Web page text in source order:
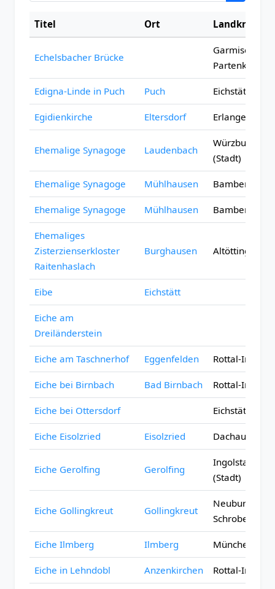
Titel Ort Landkreis
Echelsbacher Brücke
Garmisch-
Partenkirchen
Edigna-Linde in Puch Puch Eichstätt
Egidienkirche Eltersdorf Erlangen
Ehemalige Synagoge Laudenbach
Würzburg
(Stadt)
Ehemalige Synagoge Mühlhausen Bamberg
Ehemalige Synagoge Mühlhausen Bamberg
Ehemaliges
Zisterzienserkloster
Raitenhaslach
Burghausen Altötting
Eibe Eichstätt
Eiche am
Dreiländerstein
Eiche am Taschnerhof Eggenfelden Rottal-Inn
Eiche bei Birnbach Bad Birnbach Rottal-Inn
Eiche bei Ottersdorf Eichstätt
Eiche Eisolzried Eisolzried Dachau
Eiche Gerolfing Gerolfing
Ingolstadt
(Stadt)
Eiche Gollingkreut Gollingkreut
Neuburg-
Eiche Ilmberg Ilmberg München
Eiche in Lehndobl Anzenkirchen Rottal-Inn